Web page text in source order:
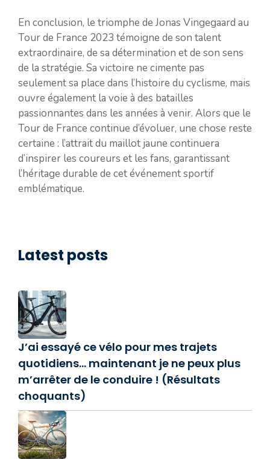
En conclusion, le triomphe de Jonas Vingegaard au
Tour de France 2023 témoigne de son talent
extraordinaire, de sa détermination et de son sens
de la stratégie. Sa victoire ne cimente pas
seulement sa place dans l’histoire du cyclisme, mais
ouvre également la voie à des batailles
passionnantes dans les années à venir. Alors que le
Tour de France continue d’évoluer, une chose reste
certaine : l’attrait du maillot jaune continuera
d’inspirer les coureurs et les fans, garantissant
l’héritage durable de cet événement sportif
emblématique.
Latest posts
J’ai essayé ce vélo pour mes trajets
quotidiens… maintenant je ne peux plus
m’arrêter de le conduire ! (Résultats
choquants)